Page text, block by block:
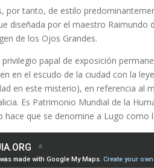
por tanto, de estilo
diseñada por el maestro
de los Ojos Grandes.
papal de exposición
en el escudo de la ciudad con la
en este misterio), en referencia al
Es Patrimonio Mundial de la
hace que se denomine a Lugo como